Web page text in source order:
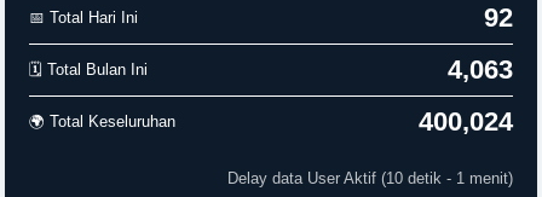
📅 Total Hari Ini 92
🗓️ Total Bulan Ini 4,063
🌍 Total Keseluruhan 400,024
Delay data User Aktif (10 detik - 1 menit)